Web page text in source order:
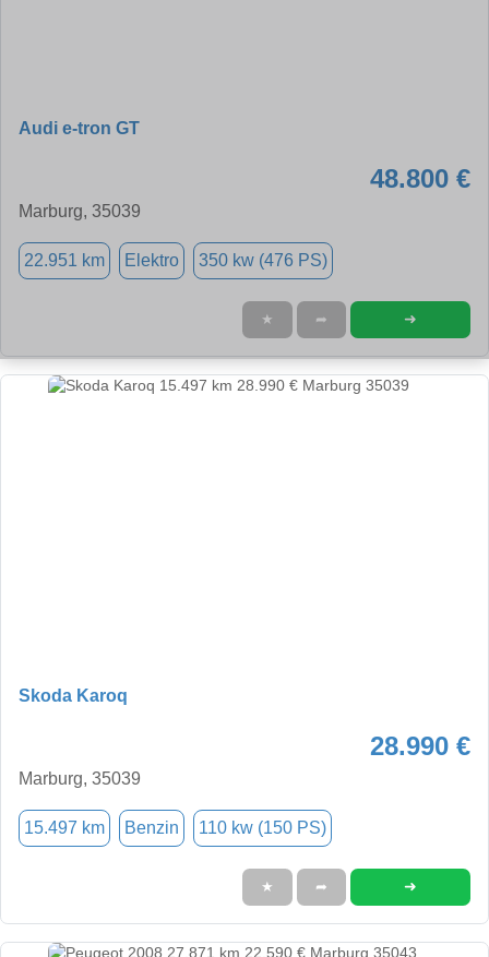
Audi e-tron GT
48.800 €
Marburg, 35039
22.951 km Elektro 350 kw (476 PS)
★ ➦ ➜
Skoda Karoq
28.990 €
Marburg, 35039
15.497 km Benzin 110 kw (150 PS)
★ ➦ ➜